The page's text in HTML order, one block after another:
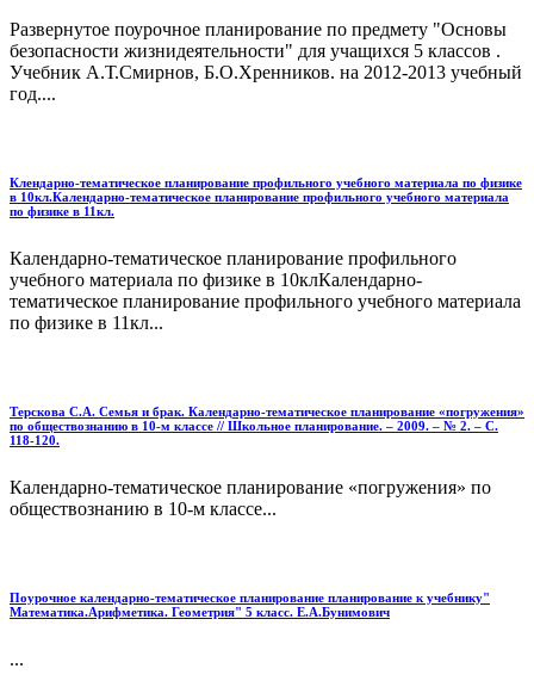
Развернутое поурочное планирование по предмету "Основы
безопасности жизнидеятельности" для учащихся 5 классов .
Учебник А.Т.Смирнов, Б.О.Хренников. на 2012-2013 учебный
год....
Клендарно-тематическое планирование профильного учебного материала по физике
в 10кл.Календарно-тематическое планирование профильного учебного материала
по физике в 11кл.
Календарно-тематическое планирование профильного
учебного материала по физике в 10клКалендарно-
тематическое планирование профильного учебного материала
по физике в 11кл...
Терскова С.А. Семья и брак. Календарно-тематическое планирование «погружения»
по обществознанию в 10-м классе // Школьное планирование. – 2009. – № 2. – С.
118-120.
Календарно-тематическое планирование «погружения» по
обществознанию в 10-м классе...
Поурочное календарно-тематическое планирование планирование к учебнику"
Математика.Арифметика. Геометрия" 5 класс. Е.А.Бунимович
...